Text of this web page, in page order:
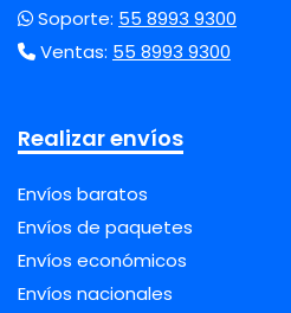
Soporte: 55 8993 9300
Ventas: 55 8993 9300
Realizar envíos
Envíos baratos
Envíos de paquetes
Envíos económicos
Envíos nacionales